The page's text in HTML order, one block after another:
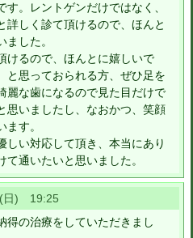
。レントゲンだけではなく、
詳しく診て頂けるので、ほんと
した。
けるので、ほんとに嬉しいで
と思っておられる方、ぜひ足を
麗な歯になるので見た目だけで
思いましたし、なおかつ、笑顔
す。
しい対応して頂き、本当にあり
通いたいと思いました。
日) 19:25
得の治療をしていただきまし